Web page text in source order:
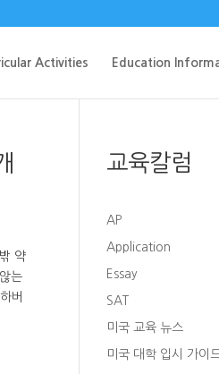
Activities Education
약
는
버
교육칼럼
AP
Application
Essay
SAT
미국 교육 뉴스
미국 대학 입시 가이